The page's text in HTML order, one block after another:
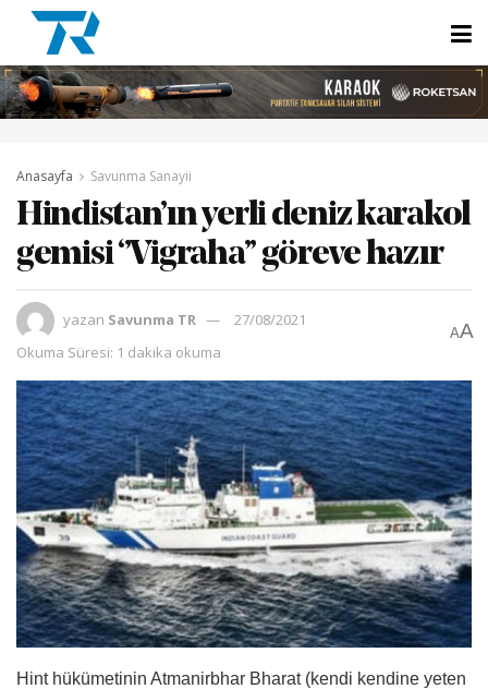
Anasayfa Savunma Sanayii
Hindistan’ın yerli deniz karakol
gemisi ‘’Vigraha’’ göreve hazır
yazan Savunma TR
27/08/2021
Okuma Süresi: 1 dakika okuma
AA
Hint hükümetinin Atmanirbhar Bharat (kendi kendine yeten